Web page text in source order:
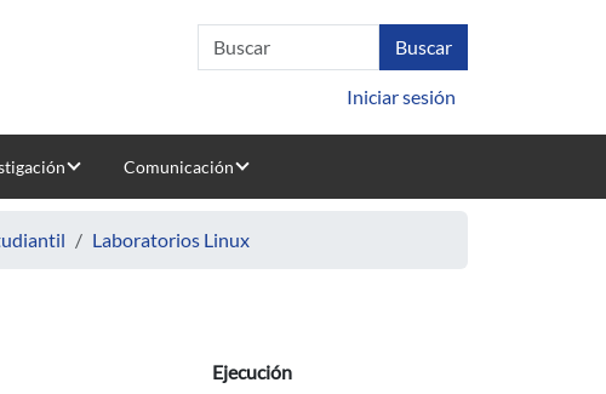
Iniciar sesión
Comunicación
Laboratorios Linux
Ejecución